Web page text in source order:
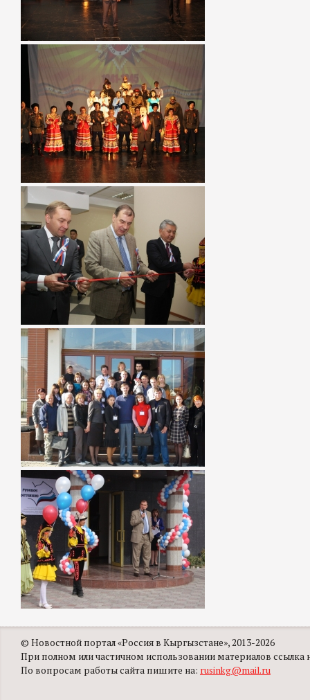
© Новостной портал «Россия в Кыргызстане», 2013-2026
При полном или частичном использовании материалов ссылка
По вопросам работы сайта пишите на: rusinkg@mail.ru